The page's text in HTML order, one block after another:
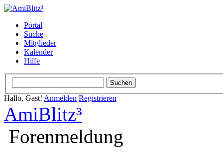
Portal
Suche
Mitglieder
Kalender
Hilfe
Hallo, Gast! Anmelden Registrieren
AmiBlitz³
Forenmeldung